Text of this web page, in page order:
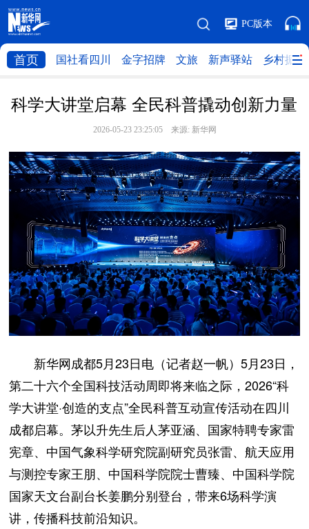
PC版本
首页 国社看四川 金字招牌 文旅 新声驿站 乡村振兴
科学大讲堂启幕 全民科普撬动创新力量
2026-05-23 23:25:05 来源: 新华网
新华网成都5月23日电（记者赵一帆）5月23日，
第二十六个全国科技活动周即将来临之际，2026“科
学大讲堂·创造的支点”全民科普互动宣传活动在四川
成都启幕。茅以升先生后人茅亚涵、国家特聘专家雷
宪章、中国气象科学研究院副研究员张雷、航天应用
与测控专家王朋、中国科学院院士曹臻、中国科学院
国家天文台副台长姜鹏分别登台，带来6场科学演
讲，传播科技前沿知识。